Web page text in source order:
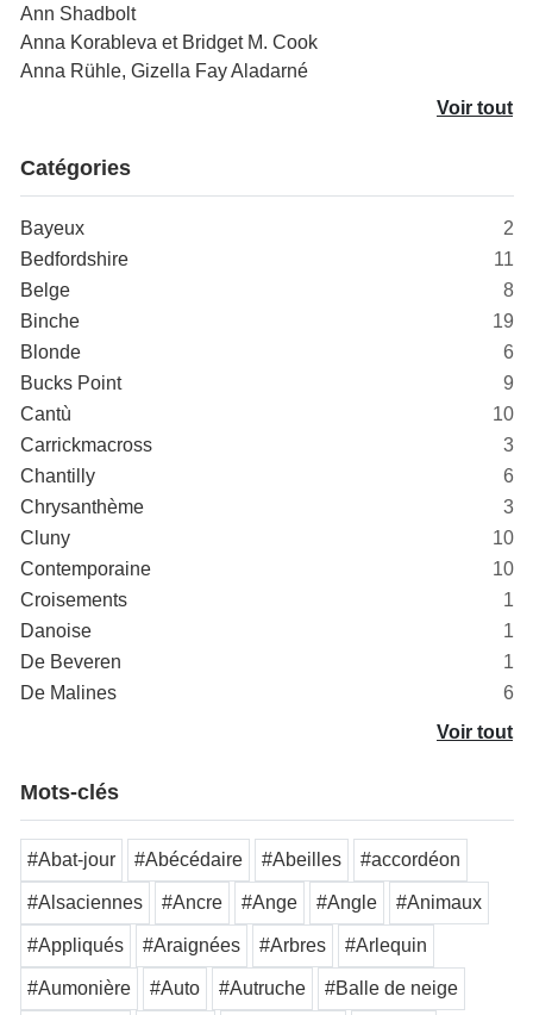
Ann Shadbolt
Anna Korableva et Bridget M. Cook
Anna Rühle, Gizella Fay Aladarné
Voir tout
Catégories
Bayeux
2
Bedfordshire
11
Belge
8
Binche
19
Blonde
6
Bucks Point
9
Cantù
10
Carrickmacross
3
Chantilly
6
Chrysanthème
3
Cluny
10
Contemporaine
10
Croisements
1
Danoise
1
De Beveren
1
De Malines
6
Voir tout
Mots-clés
#Abat-jour #Abécédaire #Abeilles #accordéon
#Alsaciennes #Ancre #Ange #Angle #Animaux
#Appliqués #Araignées #Arbres #Arlequin
#Aumonière #Auto #Autruche #Balle de neige